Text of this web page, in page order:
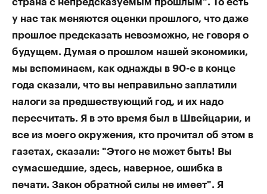
у нас так меняются оценки прошлого, что даже
прошлое предсказать невозможно, не говоря о
будущем. Думая о прошлом нашей экономики,
мы вспоминаем, как однажды в 90-е в конце
года сказали, что вы неправильно заплатили
налоги за предшествующий год, и их надо
пересчитать. Я в это время был в Швейцарии, и
все из моего окружения, кто прочитал об этом в
газетах, сказали: "Этого не может быть! Вы
сумасшедшие, здесь, наверное, ошибка в
печати. Закон обратной силы не имеет". Я